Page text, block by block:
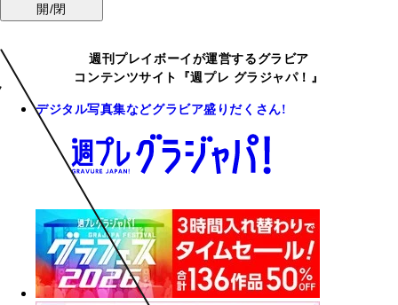
開/閉
週刊プレイボーイが運営するグラビア
コンテンツサイト『週プレ グラジャパ！』
デジタル写真集などグラビア盛りだくさん!